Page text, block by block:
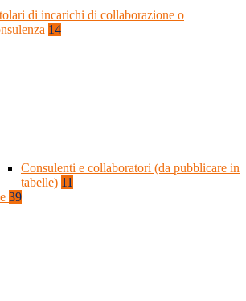
di incarichi di collaborazione o
14
Consulenti e collaboratori (da pubblicare in
tabelle) 11
39